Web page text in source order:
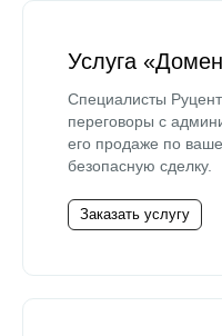
Услуга
Специалисты
переговоры с
его продаже по
безопасную сделку.
Заказать услугу